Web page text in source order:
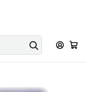
a 49.990 el envio es
y Leyendas TCG
Aliado